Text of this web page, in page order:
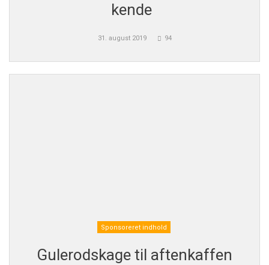
kende
31. august 2019 94
Sponsoreret indhold
Gulerodskage til aftenkaffen